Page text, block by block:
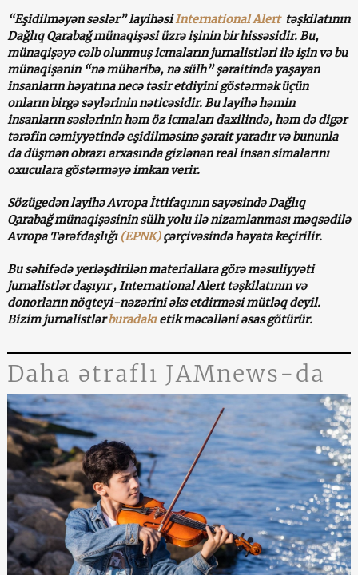
“Eşidilməyən səslər” layihəsiInternational Alert təşkilatının
Dağlıq Qarabağ münaqişəsi üzrə işinin bir hissəsidir. Bu,
münaqişəyə cəlb olunmuş icmaların jurnalistləri ilə işin və bu
münaqişənin “nə müharibə, nə sülh” şəraitində yaşayan
insanların həyatına necə təsir etdiyini göstərmək üçün
onların birgə səylərinin nəticəsidir. Bu layihə həmin
insanların səslərinin həm öz icmaları daxilində, həm də digər
tərəfin cəmiyyətində eşidilməsinə şərait yaradır və bununla
da düşmən obrazı arxasında gizlənən real insan simalarını
oxuculara göstərməyə imkan verir.
Sözügedən layihə Avropa İttifaqının sayəsində Dağlıq
Qarabağ münaqişəsinin sülh yolu ilə nizamlanması məqsədilə
Avropa Tərəfdaşlığı(EPNK)çərçivəsində həyata keçirilir.
Bu səhifədə yerləşdirilən materiallara görə məsuliyyəti
jurnalistlər daşıyır , International Alert təşkilatının və
donorların nöqteyi-nəzərini əks etdirməsi mütləq deyil.
Bizim jurnalistlərburadakıetik məcəlləni əsas götürür.
Daha ətraflı JAMnews-da